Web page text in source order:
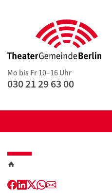
Mo bis Fr 10–16 Uhr
030 21 29 63 00
Facebook
LinkedIn
Twitter
WhatsApp
E-